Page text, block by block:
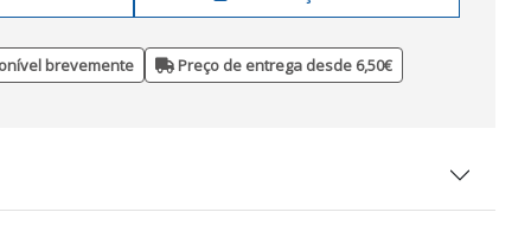
brevemente Preço de entrega desde 6,50€